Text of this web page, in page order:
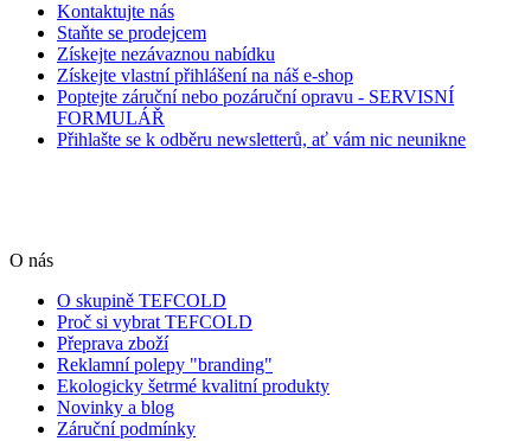
Kontaktujte nás
Staňte se prodejcem
Získejte nezávaznou nabídku
Získejte vlastní přihlášení na náš e-shop
Poptejte záruční nebo pozáruční opravu - SERVISNÍ
FORMULÁŘ
Přihlašte se k odběru newsletterů, ať vám nic neunikne
O nás
O skupině TEFCOLD
Proč si vybrat TEFCOLD
Přeprava zboží
Reklamní polepy "branding"
Ekologicky šetrmé kvalitní produkty
Novinky a blog
Záruční podmínky